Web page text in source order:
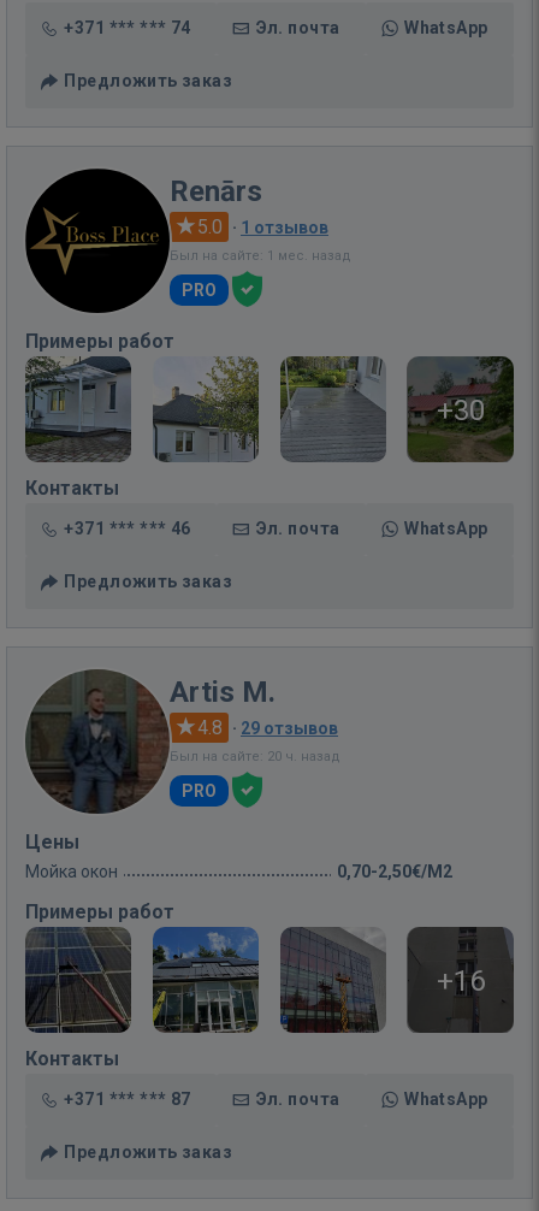
+371 *** *** 74 Эл. почта WhatsApp
Предложить заказ
Renārs
5.0 · 1 отзывов
Был на сайте: 1 мес. назад
PRO
Примеры работ
+30
Контакты
+371 *** *** 46 Эл. почта WhatsApp
Предложить заказ
Artis M.
4.8 · 29 отзывов
Был на сайте: 20 ч. назад
PRO
Цены
Мойка окон 0,70-2,50€/M2
Примеры работ
+16
Контакты
+371 *** *** 87 Эл. почта WhatsApp
Предложить заказ